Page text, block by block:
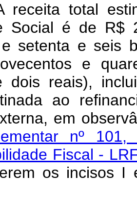
receita total
Social é de R$
setenta e seis
e
dois reais),
ao
em
nº
Fiscal -
os incisos